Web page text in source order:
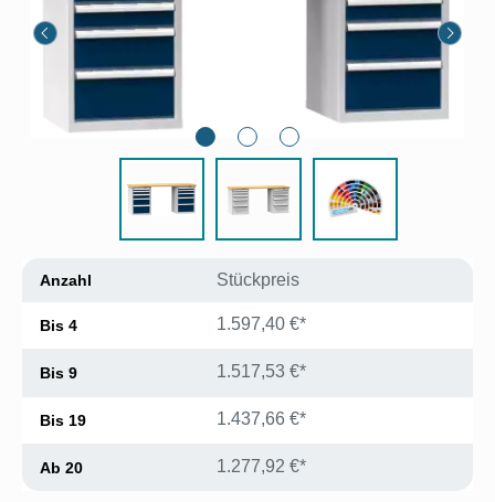
Anzahl Stückpreis
Bis 4 1.597,40 €*
Bis 9 1.517,53 €*
Bis 19 1.437,66 €*
Ab 20 1.277,92 €*